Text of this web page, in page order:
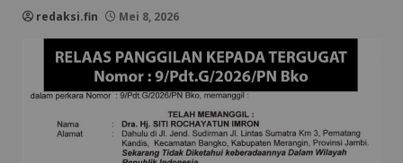
redaksi.fin Mei 8, 2026